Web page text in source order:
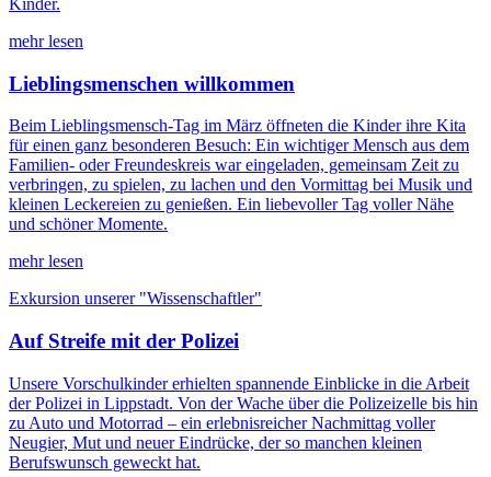
Kinder.
mehr lesen
Lieblingsmenschen willkommen
Beim Lieblingsmensch-Tag im März öffneten die Kinder ihre Kita
für einen ganz besonderen Besuch: Ein wichtiger Mensch aus dem
Familien- oder Freundeskreis war eingeladen, gemeinsam Zeit zu
verbringen, zu spielen, zu lachen und den Vormittag bei Musik und
kleinen Leckereien zu genießen. Ein liebevoller Tag voller Nähe
und schöner Momente.
mehr lesen
Exkursion unserer "Wissenschaftler"
Auf Streife mit der Polizei
Unsere Vorschulkinder erhielten spannende Einblicke in die Arbeit
der Polizei in Lippstadt. Von der Wache über die Polizeizelle bis hin
zu Auto und Motorrad – ein erlebnisreicher Nachmittag voller
Neugier, Mut und neuer Eindrücke, der so manchen kleinen
Berufswunsch geweckt hat.